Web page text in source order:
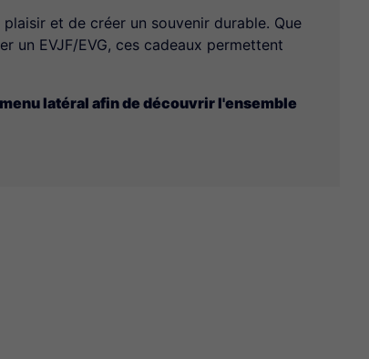
et de créer un souvenir durable. Que
un EVJF/EVG, ces cadeaux permettent
latéral afin de découvrir l'ensemble